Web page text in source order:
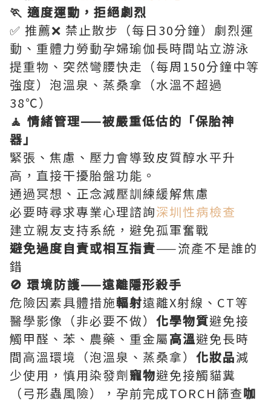
🏃 適度運動，拒絕劇烈
✅ 推薦❌ 禁止散步（每日30分鐘）劇烈運
動、重體力勞動孕婦瑜伽長時間站立游泳
提重物、突然彎腰快走（每周150分鐘中等
強度）泡溫泉、蒸桑拿（水溫不超過
38℃）
🧘 情緒管理——被嚴重低估的「保胎神
器」
緊張、焦慮、壓力會導致皮質醇水平升
高，直接干擾胎盤功能。
通過冥想、正念減壓訓練緩解焦慮
必要時尋求專業心理諮詢深圳性病檢查
建立親友支持系統，避免孤軍奮戰
避免過度自責或相互指責——流產不是誰的
錯
🚫 環境防護——遠離隱形殺手
危險因素具體措施輻射遠離X射線、CT等
醫學影像（非必要不做） 化學物質避免接
觸甲醛、苯、農藥、重金屬高溫避免長時
間高溫環境（泡溫泉、蒸桑拿） 化妝品減
少使用，慎用染發劑寵物避免接觸貓糞
（弓形蟲風險），孕前完成TORCH篩查咖